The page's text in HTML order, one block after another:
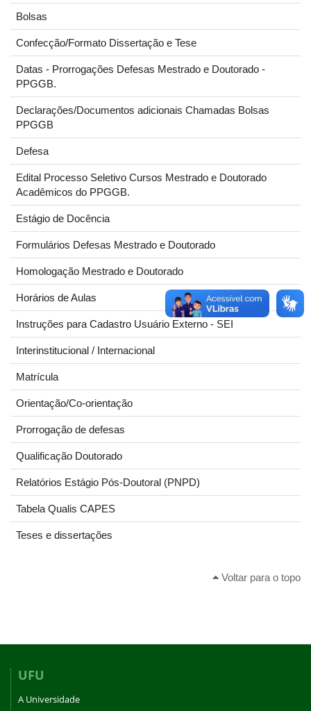
Bolsas
Confecção/Formato Dissertação e Tese
Datas - Prorrogações Defesas Mestrado e Doutorado -
PPGGB.
Declarações/Documentos adicionais Chamadas Bolsas
PPGGB
Defesa
Edital Processo Seletivo Cursos Mestrado e Doutorado
Acadêmicos do PPGGB.
Estágio de Docência
Formulários Defesas Mestrado e Doutorado
Homologação Mestrado e Doutorado
Horários de Aulas
Instruções para Cadastro Usuário Externo - SEI
Interinstitucional / Internacional
Matrícula
Orientação/Co-orientação
Prorrogação de defesas
Qualificação Doutorado
Relatórios Estágio Pós-Doutoral (PNPD)
Tabela Qualis CAPES
Teses e dissertações
Voltar para o topo
UFU
A Universidade